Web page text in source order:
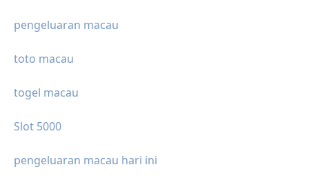
pengeluaran macau
toto macau
togel macau
Slot 5000
pengeluaran macau hari ini